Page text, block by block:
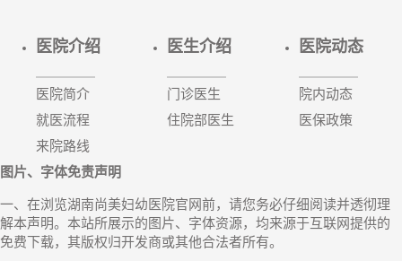
医院介绍
医院简介
就医流程
来院路线
医生介绍
门诊医生
住院部医生
医院动态
院内动态
医保政策
图片、字体免责声明
一、在浏览湖南尚美妇幼医院官网前，请您务必仔细阅读并透彻理
解本声明。本站所展示的图片、字体资源，均来源于互联网提供的
免费下载，其版权归开发商或其他合法者所有。